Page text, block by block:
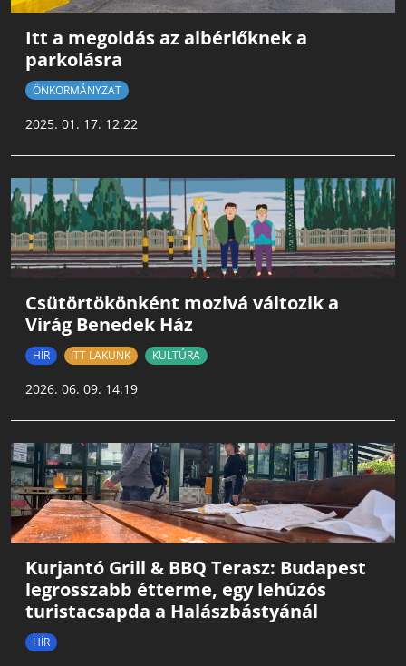
Itt a megoldás az albérlőknek a
parkolásra
ÖNKORMÁNYZAT
2025. 01. 17. 12:22
Csütörtökönként mozivá változik a
Virág Benedek Ház
HÍR ITT LAKUNK KULTÚRA
2026. 06. 09. 14:19
Kurjantó Grill & BBQ Terasz: Budapest
legrosszabb étterme, egy lehúzós
turistacsapda a Halászbástyánál
HÍR